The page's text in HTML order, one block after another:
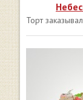
Торт